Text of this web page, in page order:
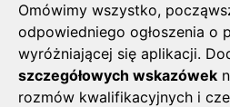
Omówimy wszystko,
odpowiedniego ogłoszenia o
wyróżniającej się aplikacji.
szczegółowych wskazówek
rozmów kwalifikacyjnych i